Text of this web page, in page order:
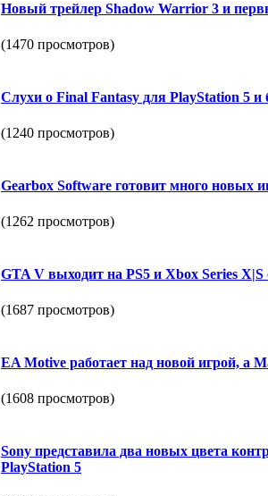
Новый трейлер Shadow Warrior 3 и
(1470 просмотров)
Слухи о Final Fantasy для PlayStation 5 и
(1240 просмотров)
Gearbox Software готовит много новых
(1262 просмотров)
GTA V выходит на PS5 и Xbox Series
(1687 просмотров)
EA Motive работает над новой игрой, а
(1608 просмотров)
Sony представила два новых цвета
PlayStation 5